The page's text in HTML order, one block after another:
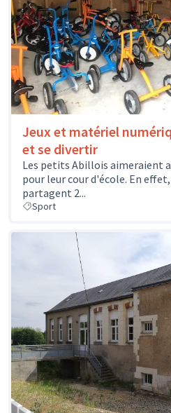
Jeux et matériel
et se divertir
Les petits Abillois aimeraient
pour leur cour d'école. En effet,
partagent 2...
Sport